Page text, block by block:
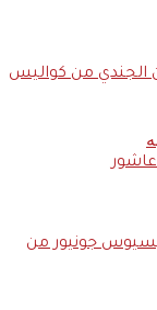
الجندي من كواليس
جونيور من